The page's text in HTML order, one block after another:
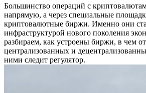
Большинство операций с
напрямую, а через специальные
криптовалютные биржи. Именно они
инфраструктурой нового поколения
разбираем, как устроены биржи, в чем
централизованных и
ними следит регулятор.